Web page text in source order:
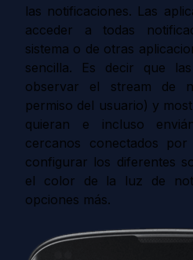
las notificaciones. Las
acceder a todas
sistema o de otras
sencilla. Es decir que
observar el stream de
permiso del usuario) y
quieran e incluso
cercanos conectados por
configurar los diferentes
el color de la luz de
opciones más.